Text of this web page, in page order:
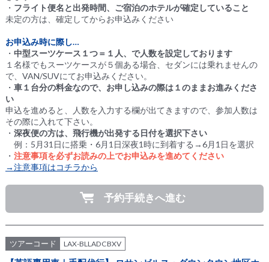
・ フライト便名と出発時間、ご宿泊のホテルが確定していること
未定の方は、確定してからお申込みください
お申込み時に際し…
・ 中型スーツケース１つ＝１人、で人数を設定しております
１名様でもスーツケースが５個ある場合、セダンには乗れませんの
で、VAN/SUVにてお申込みください。
・ 車１台分の料金なので、お申し込みの際は１のままお進みくださ
い
申込を進めると、人数を入力する欄が出てきますので、参加人数は
その際に入れて下さい。
・ 深夜便の方は、飛行機が出発する日付を選択下さい
例：5月31日に搭乗・6月1日深夜1時に到着する→6月1日を選択
・ 注意事項を必ずお読みの上でお申込みを進めてください
→注意事項はコチラから
予約手続きへ進む
ツアーコード LAX-BLLADCBXV